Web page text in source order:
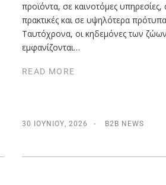
προϊόντα, σε καινοτόμες υπηρεσίες,
πρακτικές και σε υψηλότερα
Ταυτόχρονα, οι κηδεμόνες των
εμφανίζονται…
READ MORE
30 ΙΟΥΝΊΟΥ, 2026 B2B NEWS